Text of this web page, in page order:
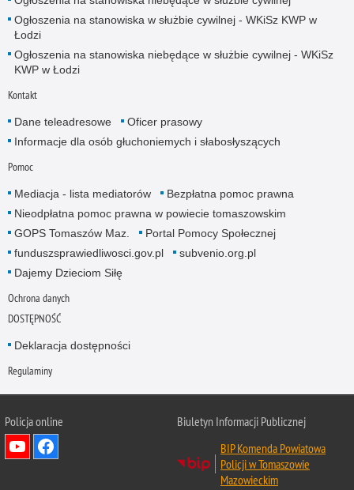
Ogłoszenia na stanowiska w służbie cywilnej - WKiSz KWP w
Łodzi
Ogłoszenia na stanowiska niebędące w służbie cywilnej - WKiSz
KWP w Łodzi
Kontakt
Dane teleadresowe
Oficer prasowy
Informacje dla osób głuchoniemych i słabosłyszących
Pomoc
Mediacja - lista mediatorów
Bezpłatna pomoc prawna
Nieodpłatna pomoc prawna w powiecie tomaszowskim
GOPS Tomaszów Maz.
Portal Pomocy Społecznej
funduszsprawiedliwosci.gov.pl
subvenio.org.pl
Dajemy Dzieciom Siłę
Ochrona danych
DOSTĘPNOŚĆ
Deklaracja dostępności
Regulaminy
Policja online
Biuletyn Informacji Publicznej
BIP Komenda Powiatowa
Policji w Tomaszowie
Mazowieckim